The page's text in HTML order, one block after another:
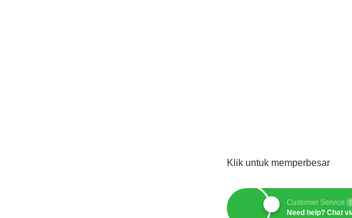
Klik untuk memperbesar
Customer Service
Need help? Chat